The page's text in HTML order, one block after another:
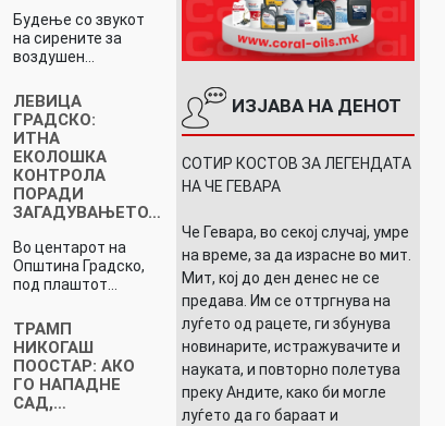
Будење со звукот
на сирените за
воздушен…
ЛЕВИЦА
ГРАДСКО:
ИТНА
ЕКОЛОШКА
КОНТРОЛА
ПОРАДИ
ЗАГАДУВАЊЕТО…
Во центарот на
Општина Градско,
под плаштот…
ТРАМП
НИКОГАШ
ПООСТАР: АКО
ГО НАПАДНЕ
САД,…
ИЗЈАВА НА ДЕНОТ
СОТИР КОСТОВ ЗА ЛЕГЕНДАТА
НА ЧЕ ГЕВАРА
Че Гевара, во секој случај, умре
на време, за да израсне во мит.
Мит, кој до ден денес не се
предава. Им се оттргнува на
луѓето од рацете, ги збунува
новинарите, истражувачите и
науката, и повторно полетува
преку Андите, како би могле
луѓето да го бараат и